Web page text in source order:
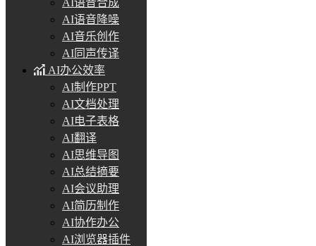
AI语音合成
AI语音降噪
AI音乐创作
AI同声传译
AI办公效率
AI制作PPT
AI文档处理
AI电子表格
AI翻译
AI思维导图
AI总结摘要
AI会议助理
AI简历制作
AI协作办公
AI浏览器插件